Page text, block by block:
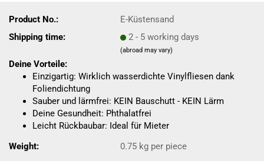
Product No.:
E-Küstensand
Shipping time:
2 - 5 working days
(abroad may vary)
Deine Vorteile:
Einzigartig: Wirklich wasserdichte Vinylfliesen dank
Foliendichtung
Sauber und lärmfrei: KEIN Bauschutt - KEIN Lärm
Deine Gesundheit: Phthalatfrei
Leicht Rückbaubar: Ideal für Mieter
Weight:
0.75 kg per piece